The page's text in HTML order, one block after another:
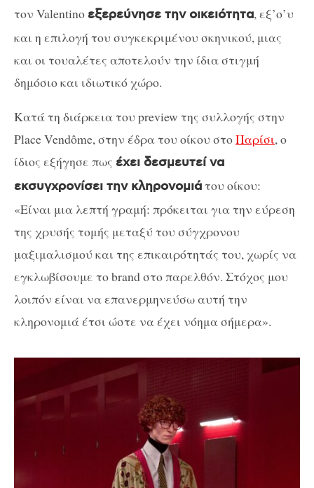
τον Valentino εξερεύνησε την οικειότητα, εξ’ο’υ
και η επιλογή του συγκεκριμένου σκηνικού, μιας
και οι τουαλέτες αποτελούν την ίδια στιγμή
δημόσιο και ιδιωτικό χώρο.
Κατά τη διάρκεια του preview της συλλογής στην
Place Vendôme, στην έδρα του οίκου στοΠαρίσι, ο
ίδιος εξήγησε πως έχει δεσμευτεί να
εκσυγχρονίσει την κληρονομιάτου οίκου:
«Είναι μια λεπτή γραμή: πρόκειται για την εύρεση
της χρυσής τομής μεταξύ του σύγχρονου
μαξιμαλισμού και της επικαιρότητάς του, χωρίς να
εγκλωβίσουμε το brand στο παρελθόν. Στόχος μου
λοιπόν είναι να επανερμηνεύσω αυτή την
κληρονομιά έτσι ώστε να έχει νόημα σήμερα».